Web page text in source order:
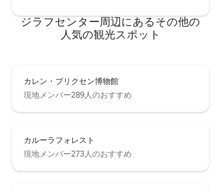
ジラフセンター⁠周⁠辺⁠に⁠あ⁠るそ⁠の⁠他⁠の
人⁠気⁠の観⁠光⁠ス⁠ポ⁠ッ⁠ト
カレン・ブリクセン博物館
現地メンバー289人のおすすめ
カルーラフォレスト
現地メンバー273人のおすすめ